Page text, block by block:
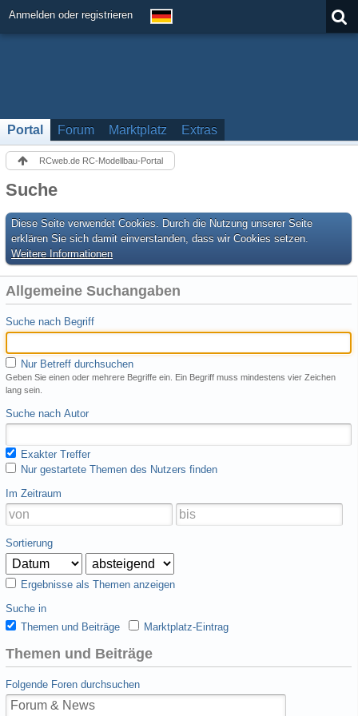
Anmelden oder registrieren
Portal Forum Marktplatz Extras
RCweb.de RC-Modellbau-Portal
Suche
Diese Seite verwendet Cookies. Durch die Nutzung unserer Seite
erklären Sie sich damit einverstanden, dass wir Cookies setzen.
Weitere Informationen
Allgemeine Suchangaben
Suche nach Begriff
Nur Betreff durchsuchen
Geben Sie einen oder mehrere Begriffe ein. Ein Begriff muss mindestens vier Zeichen
lang sein.
Suche nach Autor
Exakter Treffer
Nur gestartete Themen des Nutzers finden
Im Zeitraum
Sortierung
Ergebnisse als Themen anzeigen
Suche in
Themen und Beiträge
Marktplatz-Eintrag
Themen und Beiträge
Folgende Foren durchsuchen